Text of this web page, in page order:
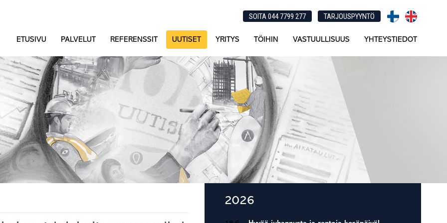
SOITA 044 7799 277 TARJOUSPYYNTÖ
ETUSIVU PALVELUT REFERENSSIT UUTISET YRITYS TÖIHIN VASTUULLISUUS YHTEYSTIEDOT
Ensisijainen
2026